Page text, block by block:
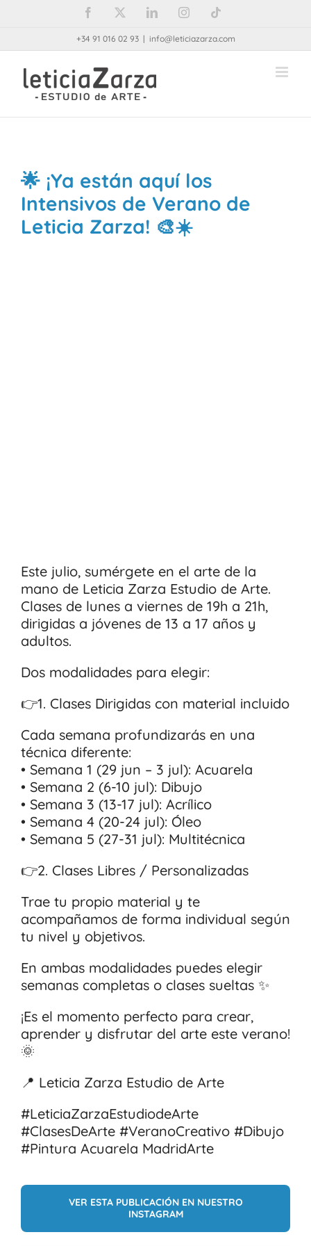
Facebook LinkedInInstagram
+34 91 016 02 93 | info@leticiazarza.com
🌟 ¡Ya están aquí los
Intensivos de Verano de
Leticia Zarza! 🎨☀️
Este julio, sumérgete en el arte de la
mano de Leticia Zarza Estudio de Arte.
Clases de lunes a viernes de 19h a 21h,
dirigidas a jóvenes de 13 a 17 años y
adultos.
Dos modalidades para elegir:
👉1. Clases Dirigidas con material incluido
Cada semana profundizarás en una
técnica diferente:
• Semana 1 (29 jun – 3 jul): Acuarela
• Semana 2 (6-10 jul): Dibujo
• Semana 3 (13-17 jul): Acrílico
• Semana 4 (20-24 jul): Óleo
• Semana 5 (27-31 jul): Multitécnica
👉2. Clases Libres / Personalizadas
Trae tu propio material y te
acompañamos de forma individual según
tu nivel y objetivos.
En ambas modalidades puedes elegir
semanas completas o clases sueltas ✨
¡Es el momento perfecto para crear,
aprender y disfrutar del arte este verano!
🌞
📍 Leticia Zarza Estudio de Arte
#LeticiaZarzaEstudiodeArte
#ClasesDeArte #VeranoCreativo #Dibujo
#Pintura Acuarela MadridArte
VER ESTA PUBLICACIÓN EN NUESTRO
INSTAGRAM